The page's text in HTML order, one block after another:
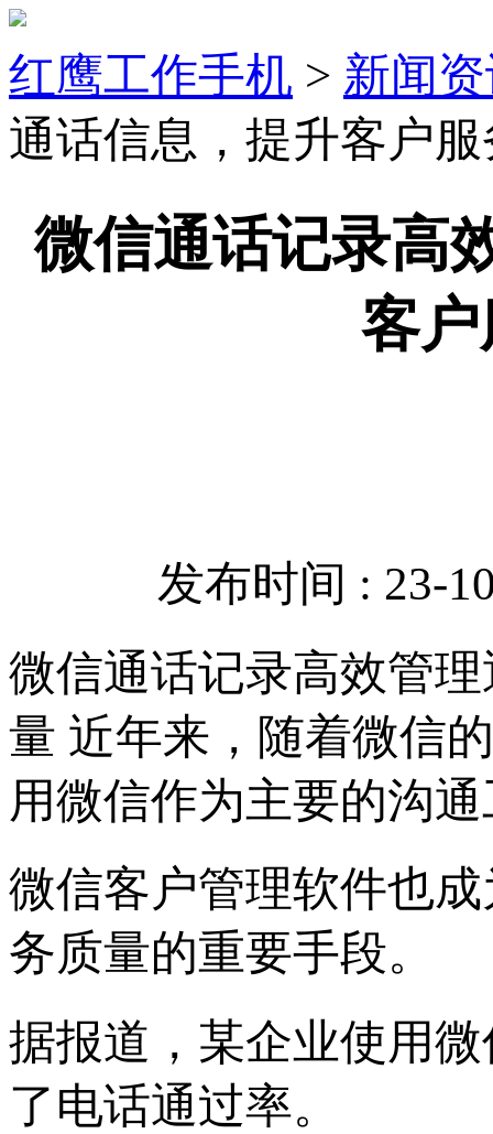
红鹰工作手机 > 新闻
通话信息，提升客户
微信通话记录高
客
发布时间 : 23-
微信通话记录高效管
量 近年来，随着微信
用微信作为主要的沟
微信客户管理软件也
务质量的重要手段。
据报道，某企业使用
了电话通过率。